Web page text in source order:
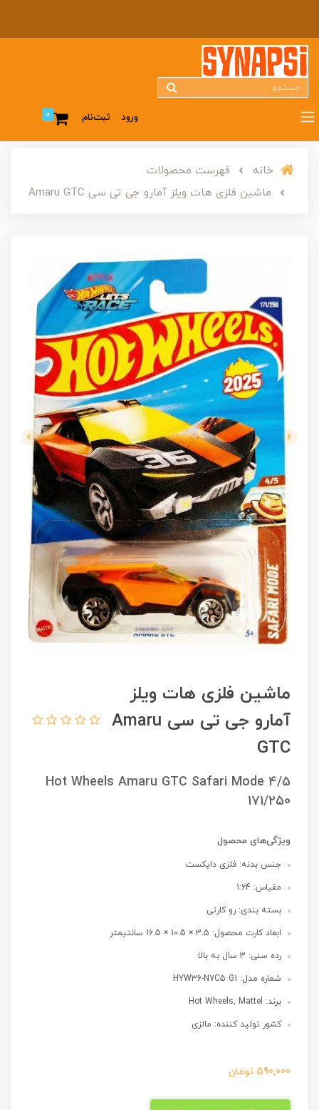
ورود ثبت‌نام 0
خانه
فهرست محصولات
ماشین فلزی هات ویلز آمارو جی تی سی Amaru GTC
ماشین فلزی هات ویلز
آمارو جی تی سی Amaru
GTC
Hot Wheels Amaru GTC Safari Mode 4/5
171/250
ویژگی‌های محصول
جنس بدنه: فلزی دایکست
مقیاس: 1:64
بسته بندی: رو کارتی
ابعاد کارت محصول: 3.5 × 10.5 × 16.5 سانتیمتر
رده سنی: 3 سال به بالا
شماره مدل: HYW36-N7C5 G1
برند: Hot Wheels, Mattel
کشور تولید کننده: مالزی
590,000 تومان